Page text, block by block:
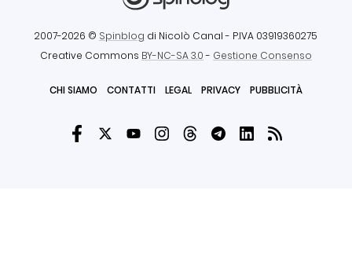
2007-2026 © Spinblog di Nicolò Canal - P.IVA 03919360275
Creative Commons BY-NC-SA 3.0- Gestione Consenso
CHI SIAMO CONTATTI LEGAL PRIVACY PUBBLICITÀ